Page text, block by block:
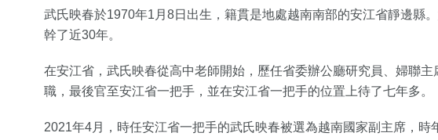
武氏映春於1970年1月8日出生，籍貫是地處越南南部的安江省靜邊縣
幹了近30年。
在安江省，武氏映春從高中老師開始，歷任省委辦公廳研究員、婦聯
職，最後官至安江省一把手，並在安江省一把手的位置上待了七年多。
2021年4月，時任安江省一把手的武氏映春被選為越南國家副主席，時